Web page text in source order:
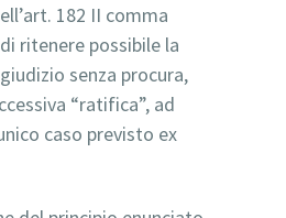
182 II comma
ritenere possibile la
senza procura,
“ratifica”, ad
caso previsto ex